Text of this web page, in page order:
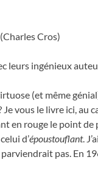
Cros)
leurs ingénieux
(et même
Je vous le livre ici, au
en rouge le point de
d’époustouflant.
pas. En